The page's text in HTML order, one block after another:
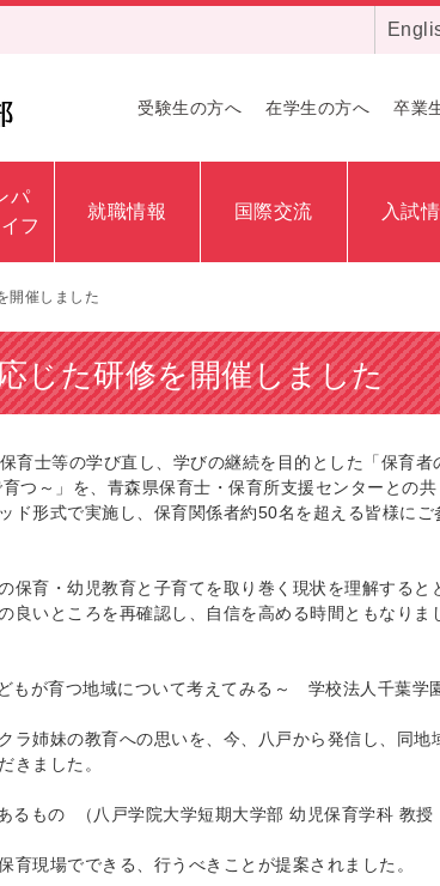
受験生の方へ 在学生の方へ 卒業
パ
フ
就職情報 国際交流 入試
開催しました
じた研修を開催しました
育士等の学び直し、学びの継続を目的とした「保育者
つ～」を、青森県保育士・保育所支援セン ターとの共
ド形式で実施し、保育関係者約50名を超える皆様にご
保育・幼児教育と子育てを取り巻く現状を理解すると
良いところを再確認し、自信を高める時間 ともなりま
が育つ地域について考えてみる～ 学校法人千葉学
ラ姉妹の教育への思いを、今、八戸から発信し、同地
きました。
もの （八戸学院大学短期大学部 幼児保育学科 教授
育現場でできる
、行うべきことが提案されました。